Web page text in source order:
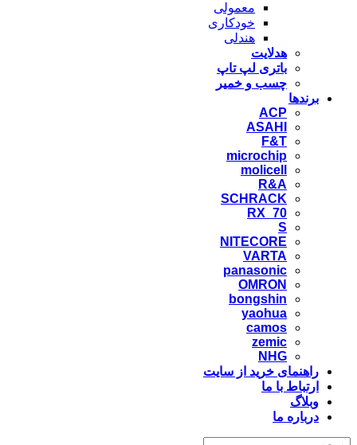
معمولی
خودکاری
هندلی
هدلایت
باتری لپ تاپ
چسب و خمیر
برندها
ACP
ASAHI
F&T
microchip
molicell
R&A
SCHRACK
RX_70
S
NITECORE
VARTA
panasonic
OMRON
bongshin
yaohua
camos
zemic
NHG
راهنمای خرید از سایت
ارتباط با ما
وبلاگ
درباره ما